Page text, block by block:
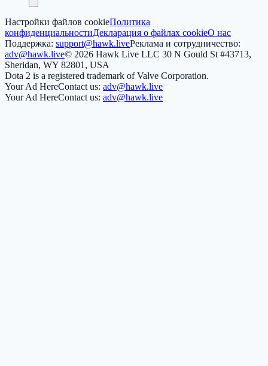
Настройки файлов cookieПолитика
конфиденциальностиДекларация о файлах cookieО нас
Поддержка: support@hawk.liveРеклама и сотрудничество:
adv@hawk.live© 2026 Hawk Live LLC 30 N Gould St #43713,
Sheridan, WY 82801, USA
Dota 2 is a registered trademark of Valve Corporation.
Your Ad HereContact us: adv@hawk.live
Your Ad HereContact us: adv@hawk.live